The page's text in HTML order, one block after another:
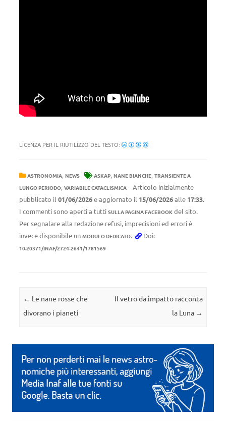
LICENZA PER IL RIUTILIZZO DEL TESTO:
ASTRONOMIA, NEWS ASKAP, NANE BIANCHE, TRANSIENTE A
LUNGO PERIODO, VARIABILE CATACLISMICA
Articolo inizialmente
pubblicato il 01/06/2026e aggiornato il 15/06/2026alle 17:33.
I commenti sono aperti a tutti SULLA PAGINA FACEBOOK del sito.
Per segnalare alla redazione refusi, imprecisioni ed errori è
invece disponibile un MODULO DEDICATO. Doi:
10.20371/INAF/2724-2641/1781569
Navigazione articolo
← Le nane rosse che
divorano i pianeti
Il vetro da impatto racconta
la Luna →